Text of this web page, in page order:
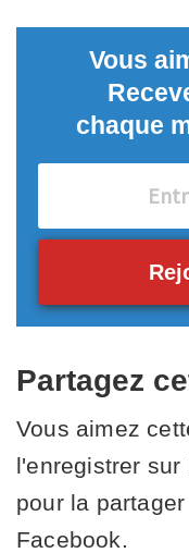
Vous
chaque
Partagez
Vous aimez
l'enregistrer sur
pour la
Facebook.